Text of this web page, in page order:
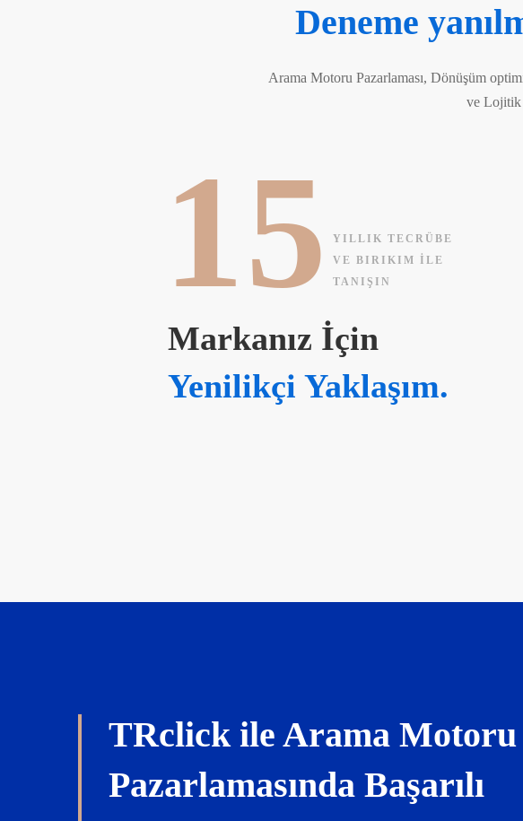
Deneme
Arama Motoru Pazarlaması, Dönüşüm
ve Lojitik
15
YILLIK TECRÜBE
VE BIRIKIM İLE
TANIŞIN
Markanız İçin
Yenilikçi Yaklaşım.
TRclick ile Arama Motoru
Pazarlamasında Başarılı